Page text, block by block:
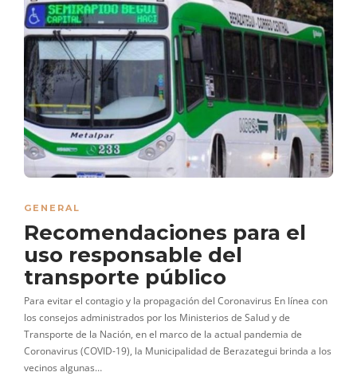
GENERAL
Recomendaciones para el
uso responsable del
transporte público
Para evitar el contagio y la propagación del Coronavirus En línea con
los consejos administrados por los Ministerios de Salud y de
Transporte de la Nación, en el marco de la actual pandemia de
Coronavirus (COVID-19), la Municipalidad de Berazategui brinda a los
vecinos algunas…